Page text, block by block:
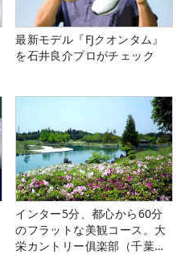
最新モデル『FJクオンタム』
を石井良介プロがチェック
インター5分、都心から60分
のフラットな美観コース。大
栄カントリー俱楽部（千葉